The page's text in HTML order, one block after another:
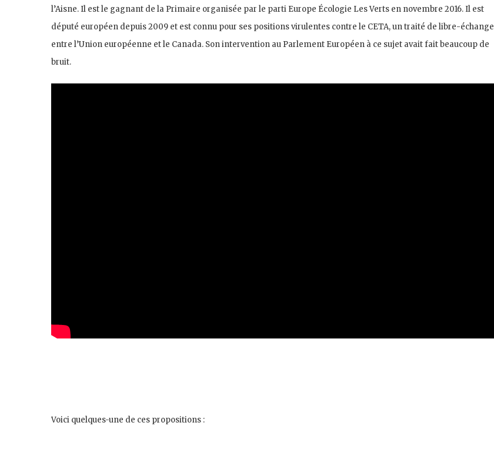
l’Aisne. Il est le gagnant de la Primaire organisée par le parti Europe Écologie Les Verts en novembre 2016. Il est
député européen depuis 2009 et est connu pour ses positions virulentes contre le CETA, un traité de libre-échange
entre l’Union européenne et le Canada. Son intervention au Parlement Européen à ce sujet avait fait beaucoup de
bruit.
Voici quelques-une de ces propositions :